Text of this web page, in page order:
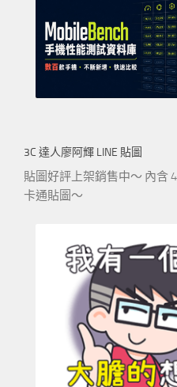
3C 達人廖阿輝 LINE 貼圖
貼圖好評上架銷售中～ 內含
卡通貼圖～